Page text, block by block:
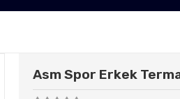
Asm Spor Erkek